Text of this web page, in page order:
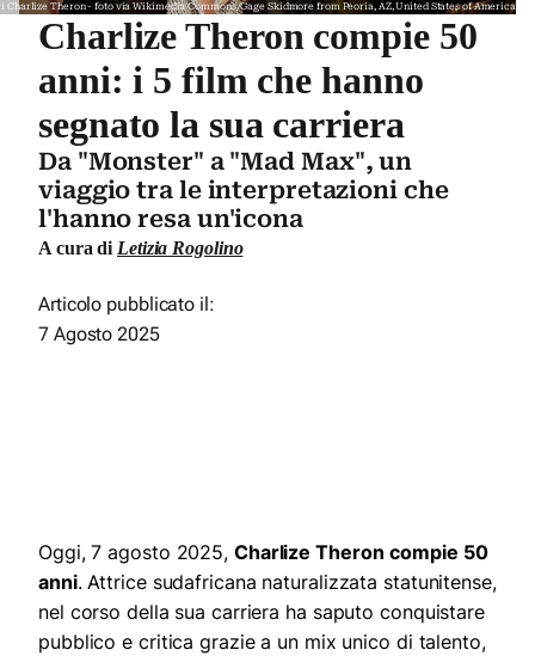
Charlize Theron - foto via Wikimedia Commons/Gage Skidmore from Peoria, AZ, United States of America
Charlize Theron compie 50
anni: i 5 film che hanno
segnato la sua carriera
Da "Monster" a "Mad Max", un
viaggio tra le interpretazioni che
l'hanno resa un'icona
A cura diLetizia Rogolino
Articolo pubblicato il:
7 Agosto 2025
Oggi, 7 agosto 2025, Charlize Theron compie 50
anni. Attrice sudafricana naturalizzata statunitense,
nel corso della sua carriera ha saputo conquistare
pubblico e critica grazie a un mix unico di talento,